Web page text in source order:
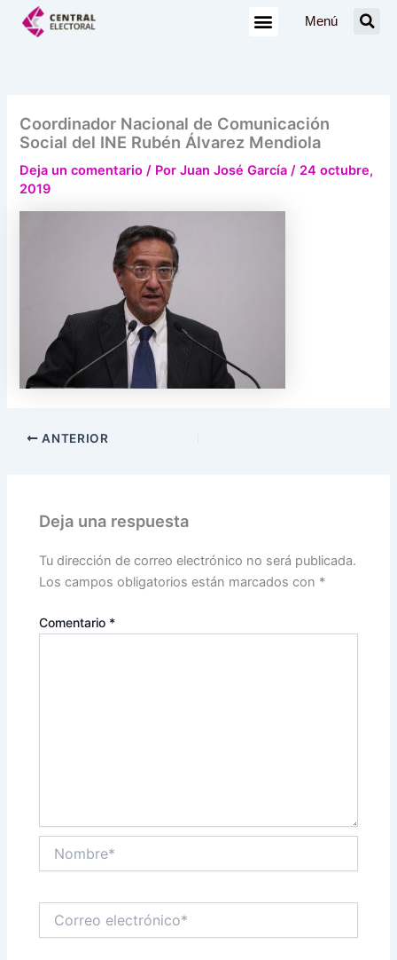
Menú
Coordinador Nacional de Comunicación
Social del INE Rubén Álvarez Mendiola
Deja un comentario / PorJuan José García/ 24 octubre,
2019
ANTERIOR
Deja una respuesta
Tu dirección de correo electrónico no será publicada.
Los campos obligatorios están marcados con *
Comentario *
electrónico*